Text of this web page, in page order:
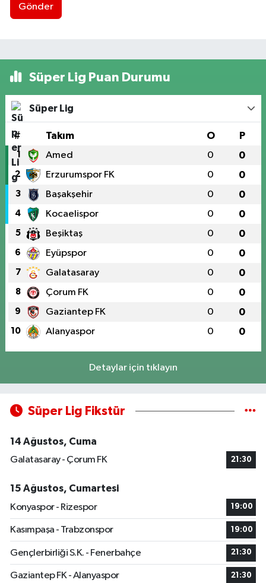
Gönder
Süper Lig Puan Durumu
Süper Lig
# Takım O P
1 Amed 0 0
2 Erzurumspor FK 0 0
3 Başakşehir 0 0
4 Kocaelispor 0 0
5 Beşiktaş 0 0
6 Eyüpspor 0 0
7 Galatasaray 0 0
8 Çorum FK 0 0
9 Gaziantep FK 0 0
10 Alanyaspor 0 0
Detaylar için tıklayın
Süper Lig Fikstür
14 Ağustos, Cuma
Galatasaray - Çorum FK
21:30
15 Ağustos, Cumartesi
Konyaspor - Rizespor
19:00
Kasımpaşa - Trabzonspor 19:00
Gençlerbirliği S.K. - Fenerbahçe 21:30
Gaziantep FK - Alanyaspor 21:30